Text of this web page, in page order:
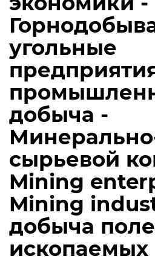
угольные
добыча -
сырьевой
Mining
Mining
добыча
ископаемых